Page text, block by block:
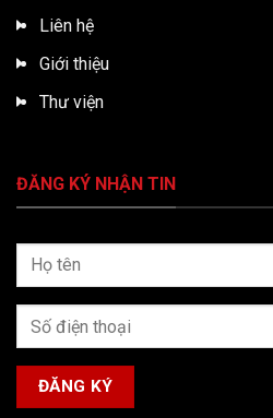
Liên hệ
Giới thiệu
Thư viện
ĐĂNG KÝ NHẬN TIN